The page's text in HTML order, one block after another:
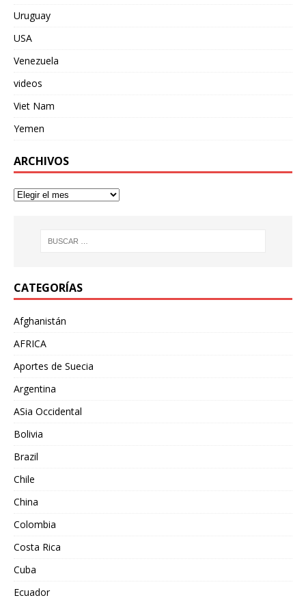
Uruguay
USA
Venezuela
videos
Viet Nam
Yemen
ARCHIVOS
CATEGORÍAS
Afghanistán
AFRICA
Aportes de Suecia
Argentina
ASia Occidental
Bolivia
Brazil
Chile
China
Colombia
Costa Rica
Cuba
Ecuador